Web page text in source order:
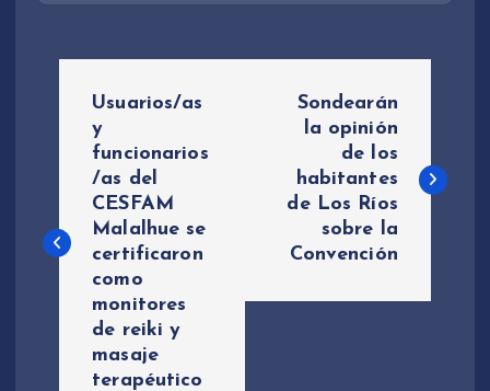
e
Usuarios/as
y
funcionarios
/as del
CESFAM
Malalhue se
certificaron
como
monitores
de reiki y
masaje
terapéutico
Sondearán
la opinión
de los
habitantes
de Los Ríos
sobre la
Convención